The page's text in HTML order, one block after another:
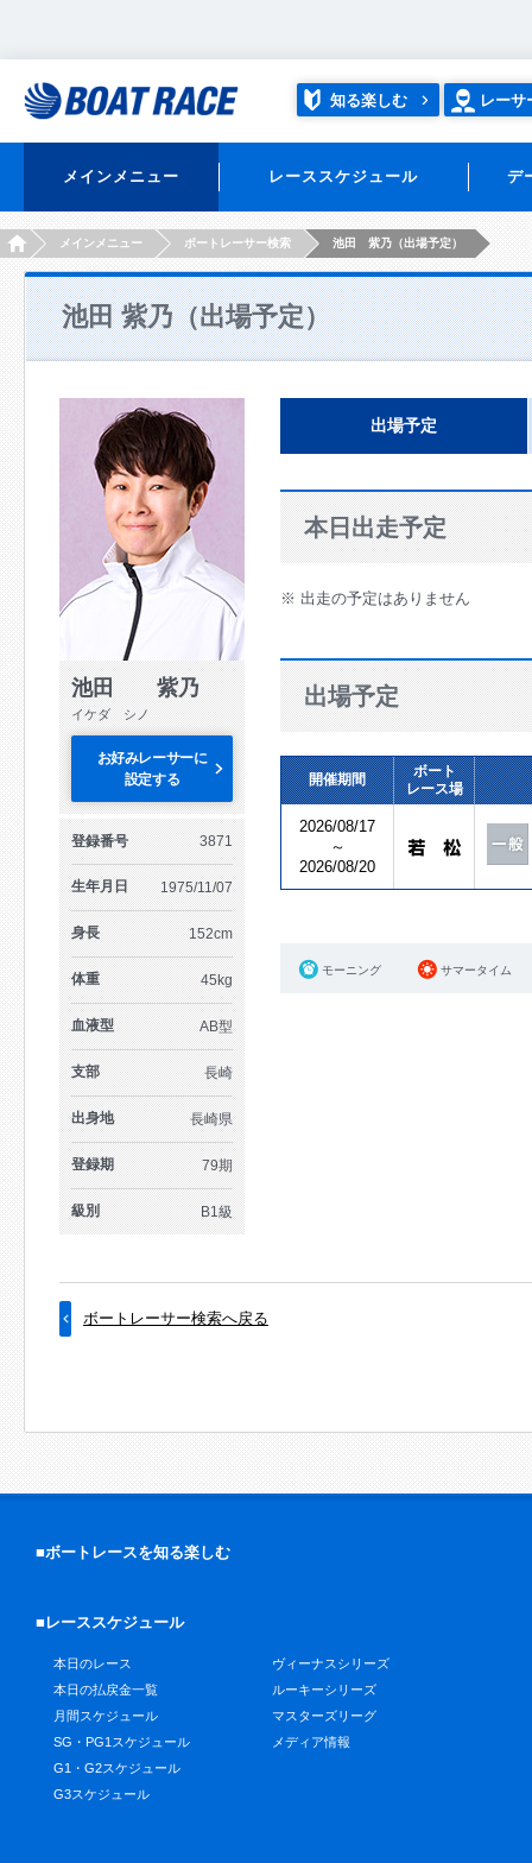
知る楽しむ レーサ
メインメニュー レーススケジュール デ
HOMEメインメニュー ボートレーサー検索 池田 紫乃（出場予定）
池田 紫乃（出場予定）
池田 紫乃
イケダ シノ
お好みレーサーに
設定する
登録番号 3871
生年月日 1975/11/07
身長 152cm
体重 45kg
血液型 AB型
支部 長崎
出身地 長崎県
登録期 79期
級別 B1級
出場予定
本日出走予定
※ 出走の予定はありません
出場予定
開催期間
ボート
レース場
2026/08/17
～
2026/08/20
モーニング サマータイム
ボートレーサー検索へ戻る
■ボートレースを知る楽しむ
■レーススケジュール
本日のレース
本日の払戻金一覧
月間スケジュール
SG・PG1スケジュール
G1・G2スケジュール
G3スケジュール
ヴィーナスシリーズ
ルーキーシリーズ
マスターズリーグ
メディア情報